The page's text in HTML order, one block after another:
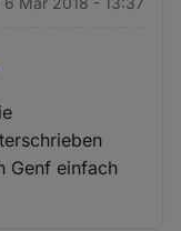
Genf einfach